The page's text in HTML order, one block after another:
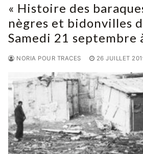
« Histoire des
nègres et bidonvilles
Samedi 21 septembre
NORIA POUR TRACES 26 JUILLET